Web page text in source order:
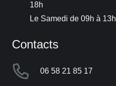
18h
Le Samedi de 09h à 13h
Contacts
06 58 21 85 17